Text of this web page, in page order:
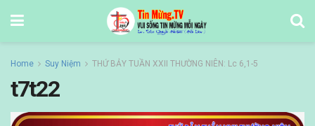
Home Suy Niệm THỨ BẢY TUẦN XXII THƯỜNG NIÊN: Lc 6,1-5
t7t22